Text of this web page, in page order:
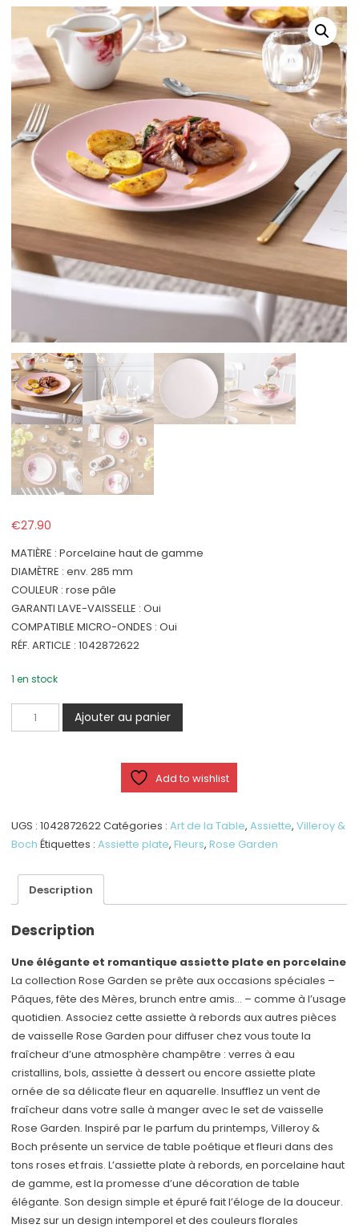
€27.90
MATIÈRE : Porcelaine haut de gamme
DIAMÈTRE : env. 285 mm
COULEUR : rose pâle
GARANTI LAVE-VAISSELLE : Oui
COMPATIBLE MICRO-ONDES : Oui
RÉF. ARTICLE : 1042872622
1 en stock
quantité
de
plate
à
Ajouter au panier
Add to wishlist
UGS :1042872622Catégories :Art de la Table,Assiette,Villeroy &
Boch Étiquettes :Assiette plate,Fleurs,Rose Garden
Description
Description
Une élégante et romantique assiette plate en porcelaine
La collection Rose Garden se prête aux occasions spéciales –
Pâques, fête des Mères, brunch entre amis… – comme à l’usage
quotidien. Associez cette assiette à rebords aux autres pièces
de vaisselle Rose Garden pour diffuser chez vous toute la
fraîcheur d’une atmosphère champêtre : verres à eau
cristallins, bols, assiette à dessert ou encore assiette plate
ornée de sa délicate fleur en aquarelle. Insufflez un vent de
fraîcheur dans votre salle à manger avec le set de vaisselle
Rose Garden. Inspiré par le parfum du printemps, Villeroy &
Boch présente un service de table poétique et fleuri dans des
tons roses et frais. L’assiette plate à rebords, en porcelaine haut
de gamme, est la promesse d’une décoration de table
élégante. Son design simple et épuré fait l’éloge de la douceur.
Misez sur un design intemporel et des couleurs florales